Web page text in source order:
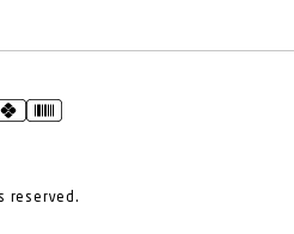
reserved.